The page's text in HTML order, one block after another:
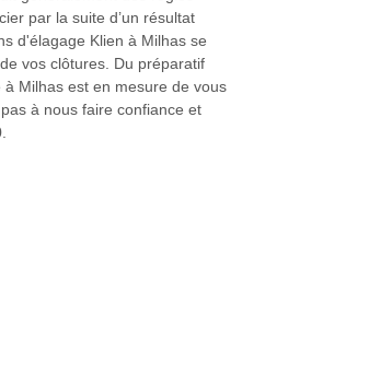
par la suite d’un résultat
d'élagage Klien à Milhas se
vos clôtures. Du préparatif
à Milhas est en mesure de vous
à nous faire confiance et